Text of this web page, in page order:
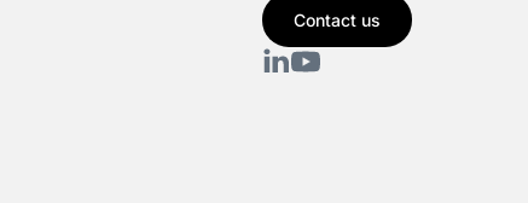
Contact us